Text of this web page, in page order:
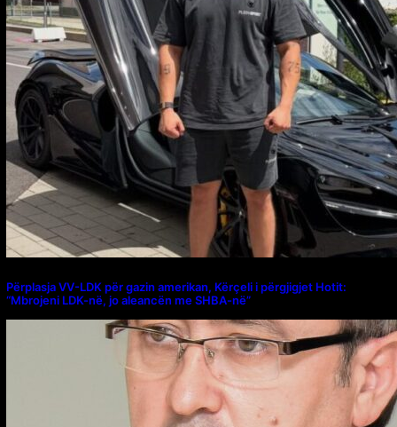
Përplasja VV-LDK për gazin amerikan, Kërçeli i përgjigjet Hotit:
“Mbrojeni LDK-në, jo aleancën me SHBA-në”